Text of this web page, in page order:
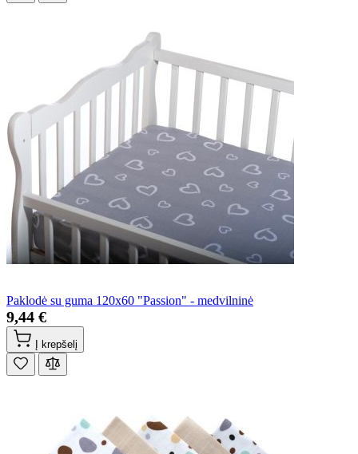
Paklodė su guma 120x60 "Passion" - medvilninė
9,44 €
Į krepšelį